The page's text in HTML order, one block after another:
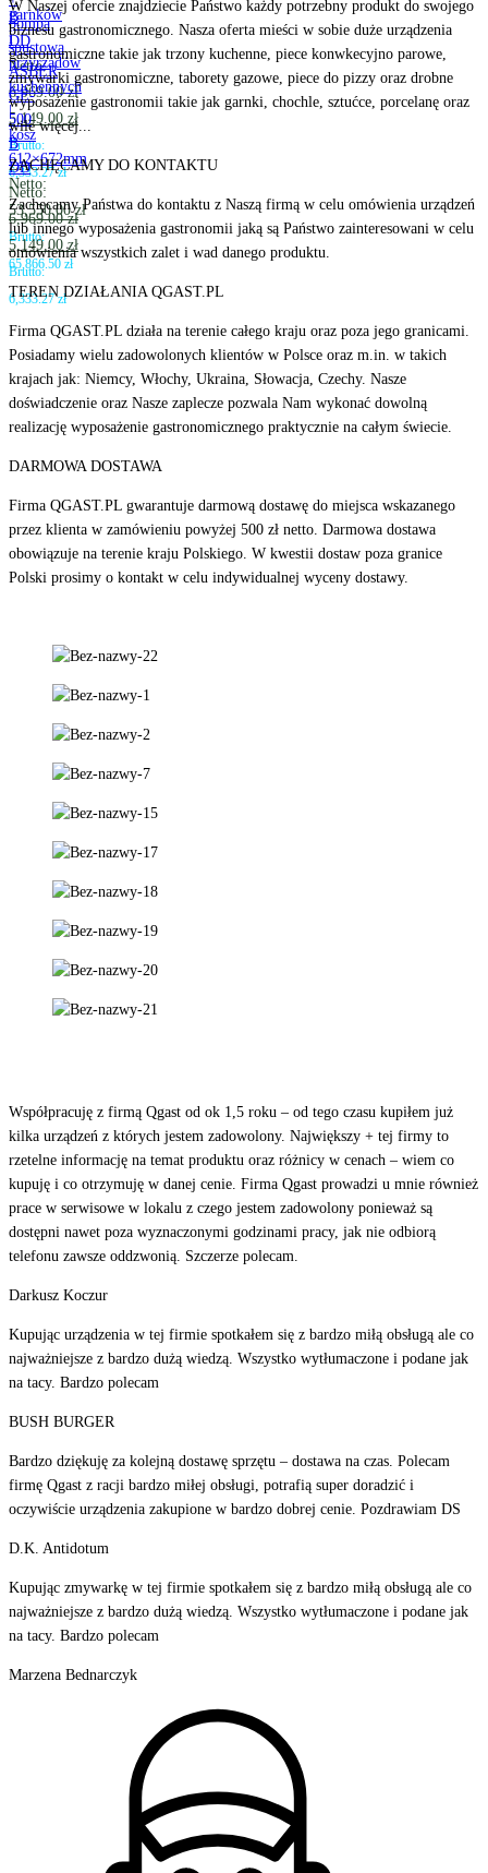
B
DD
Netto:
6,969.00zł
5,149.00 zł
Brutto:
6,333.27zł
garnków
i
przyrządów
kuchennych
|
kosz
612×672mm
Netto:
53,550.00zł
Brutto:
65,866.50 zł
pompa
spustowa
ASBER
GE-
500
B
DD
Netto:
6,969.00zł
5,149.00zł
Brutto:
6,333.27zł
W Naszej ofercie znajdziecie Państwo każdy potrzebny produkt do swojego
biznesu gastronomicznego. Nasza oferta mieści w sobie duże urządzenia
gastronomiczne takie jak trzony kuchenne, piece konwkecyjno parowe,
zmywarki gastronomiczne, taborety gazowe, piece do pizzy oraz drobne
wyposażenie gastronomii takie jak garnki, chochle, sztućce, porcelanę oraz
wile więcej...
ZACHĘCAMY DO KONTAKTU
Zachęcamy Państwa do kontaktu z Naszą firmą w celu omówienia urządzeń
lub innego wyposażenia gastronomii jaką są Państwo zainteresowani w celu
omówienia wszystkich zalet i wad danego produktu.
TEREN DZIAŁANIA QGAST.PL
Firma QGAST.PL działa na terenie całego kraju oraz poza jego granicami.
Posiadamy wielu zadowolonych klientów w Polsce oraz m.in. w takich
krajach jak: Niemcy, Włochy, Ukraina, Słowacja, Czechy. Nasze
doświadczenie oraz Nasze zaplecze pozwala Nam wykonać dowolną
realizację wyposażenie gastronomicznego praktycznie na całym świecie.
DARMOWA DOSTAWA
Firma QGAST.PL gwarantuje darmową dostawę do miejsca wskazanego
przez klienta w zamówieniu powyżej 500 zł netto. Darmowa dostawa
obowiązuje na terenie kraju Polskiego. W kwestii dostaw poza granice
Polski prosimy o kontakt w celu indywidualnej wyceny dostawy.
Współpracuję z firmą Qgast od ok 1,5 roku – od tego czasu kupiłem już
kilka urządzeń z których jestem zadowolony. Największy + tej firmy to
rzetelne informację na temat produktu oraz różnicy w cenach – wiem co
kupuję i co otrzymuję w danej cenie. Firma Qgast prowadzi u mnie również
prace w serwisowe w lokalu z czego jestem zadowolony ponieważ są
dostępni nawet poza wyznaczonymi godzinami pracy, jak nie odbiorą
telefonu zawsze oddzwonią. Szczerze polecam.
Darkusz Koczur
Kupując urządzenia w tej firmie spotkałem się z bardzo miłą obsługą ale co
najważniejsze z bardzo dużą wiedzą. Wszystko wytłumaczone i podane jak
na tacy. Bardzo polecam
BUSH BURGER
Bardzo dziękuję za kolejną dostawę sprzętu – dostawa na czas. Polecam
firmę Qgast z racji bardzo miłej obsługi, potrafią super doradzić i
oczywiście urządzenia zakupione w bardzo dobrej cenie. Pozdrawiam DS
D.K. Antidotum
Kupując zmywarkę w tej firmie spotkałem się z bardzo miłą obsługą ale co
najważniejsze z bardzo dużą wiedzą. Wszystko wytłumaczone i podane jak
na tacy. Bardzo polecam
Marzena Bednarczyk